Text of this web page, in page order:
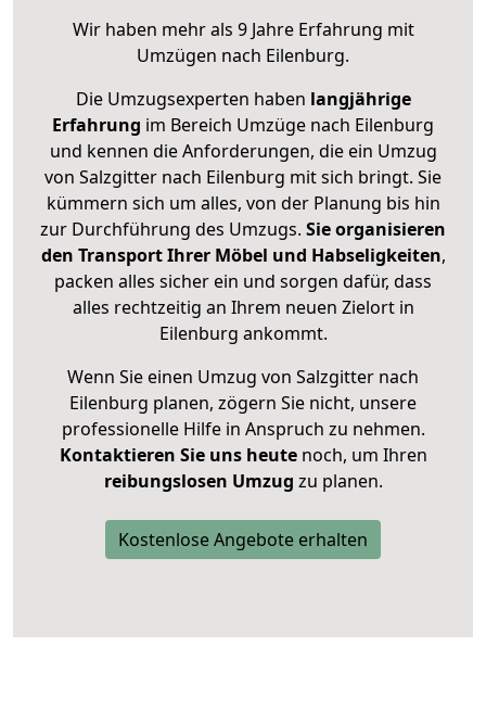
Wir haben mehr als 9 Jahre Erfahrung mit
Umzügen nach Eilenburg.
Die Umzugsexperten haben langjährige
Erfahrung im Bereich Umzüge nach Eilenburg
und kennen die Anforderungen, die ein Umzug
von Salzgitter nach Eilenburg mit sich bringt. Sie
kümmern sich um alles, von der Planung bis hin
zur Durchführung des Umzugs. Sie organisieren
den Transport Ihrer Möbel und Habseligkeiten,
packen alles sicher ein und sorgen dafür, dass
alles rechtzeitig an Ihrem neuen Zielort in
Eilenburg ankommt.
Wenn Sie einen Umzug von Salzgitter nach
Eilenburg planen, zögern Sie nicht, unsere
professionelle Hilfe in Anspruch zu nehmen.
Kontaktieren Sie uns heutenoch, um Ihren
reibungslosen Umzug zu planen.
Kostenlose Angebote erhalten